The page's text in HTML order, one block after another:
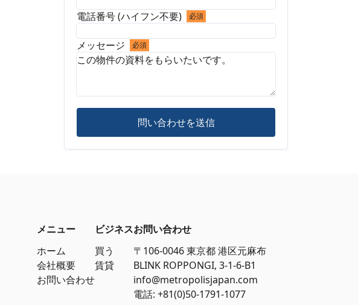
電話番号 (ハイフン不要) 必須
メッセージ 必須
問い合わせを送信
メニュー
ホーム
会社概要
お問い合わせ
ビジネス
買う
賃貸
お問い合わせ
〒106-0046 東京都 港区元麻布
BLINK ROPPONGI, 3-1-6-B1
info@metropolisjapan.com
電話: +81(0)50-1791-1077